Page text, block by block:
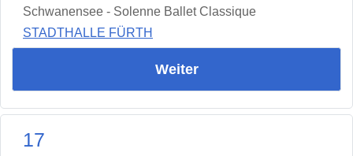
Schwanensee - Solenne Ballet Classique
STADTHALLE FÜRTH
Weiter
17